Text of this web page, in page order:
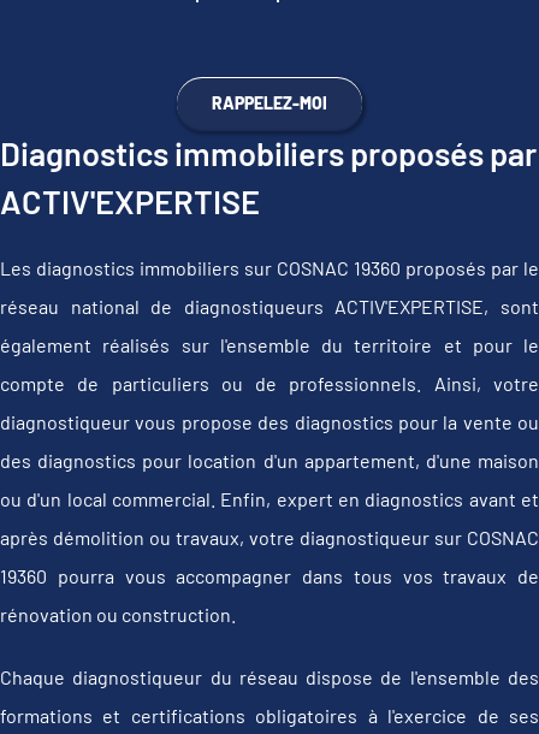
RAPPELEZ-MOI
Diagnostics immobiliers proposés par
ACTIV'EXPERTISE
Les diagnostics immobiliers sur COSNAC 19360 proposés par le
réseau national de diagnostiqueurs ACTIV'EXPERTISE, sont
également réalisés sur l'ensemble du territoire et pour le
compte de particuliers ou de professionnels. Ainsi, votre
diagnostiqueur vous propose des diagnostics pour la vente ou
des diagnostics pour location d'un appartement, d'une maison
ou d'un local commercial. Enfin, expert en diagnostics avant et
après démolition ou travaux, votre diagnostiqueur sur COSNAC
19360 pourra vous accompagner dans tous vos travaux de
rénovation ou construction.
Chaque diagnostiqueur du réseau dispose de l'ensemble des
formations et certifications obligatoires à l'exercice de ses